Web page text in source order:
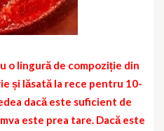
o lingură de compoziție din
și lăsată la rece pentru 10-
dacă este suficient de
este prea tare. Dacă este